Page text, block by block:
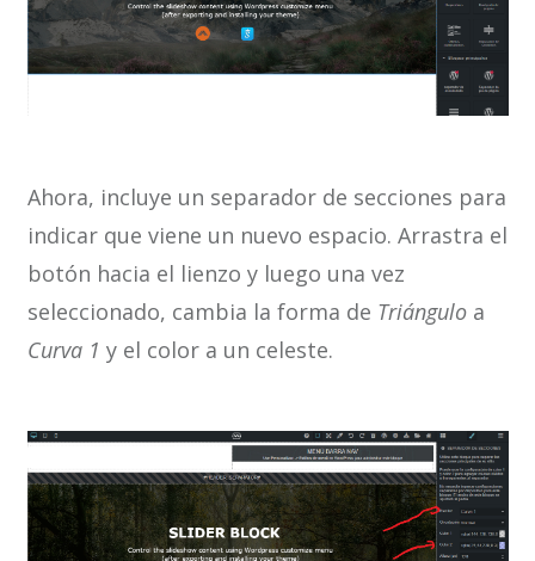
Ahora, incluye un separador de secciones para
indicar que viene un nuevo espacio. Arrastra el
botón hacia el lienzo y luego una vez
seleccionado, cambia la forma de Triánguloa
Curva 1 y el color a un celeste.